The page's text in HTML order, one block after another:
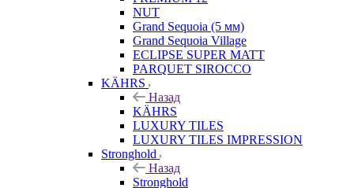
NUT
Grand Sequoia (5 мм)
Grand Sequoia Village
ECLIPSE SUPER MATT
PARQUET SIROCCO
KÄHRS
Назад
KÄHRS
LUXURY TILES
LUXURY TILES IMPRESSION
Stronghold
Назад
Stronghold